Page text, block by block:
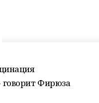
говорит Фирюза